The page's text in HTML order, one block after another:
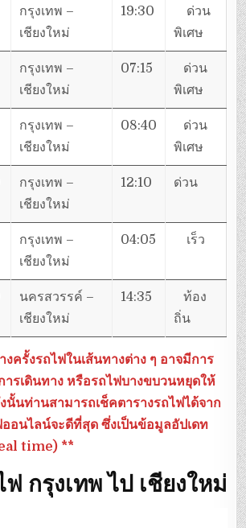
กรุงเทพ –
เชียงใหม่
19:30
ด่วน
พิเศษ
กรุงเทพ –
เชียงใหม่
07:15
ด่วน
พิเศษ
กรุงเทพ –
เชียงใหม่
08:40
ด่วน
พิเศษ
กรุงเทพ –
เชียงใหม่
12:10 ด่วน
กรุงเทพ –
เชียงใหม่
04:05 เร็ว
นครสวรรค์ –
เชียงใหม่
14:35
ท้อง
ถิ่น
ครั้งรถไฟในเส้นทางต่าง ๆ อาจมีการ
ารเดินทาง หรือรถไฟบางขบวนหยุดให้
นั้นท่านสามารถเช็คตารางรถไฟได้จาก
ออนไลน์จะดีที่สุด ซึ่งเป็นข้อมูลอัปเดท
time) **
กรุงเทพ ไป เชียงใหม่